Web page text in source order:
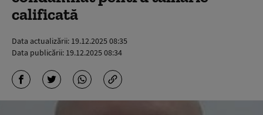
calificată
Data actualizării: 19.12.2025 08:35
Data publicării: 19.12.2025 08:34